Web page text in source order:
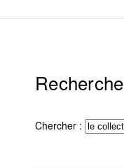
Recherche
Chercher :